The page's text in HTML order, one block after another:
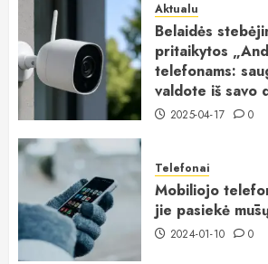
Aktualu
Belaidės
pritaikytos
telefonams:
valdote iš savo
2025-04-17 0
Telefonai
Mobiliojo
jie pasiekė
2024-01-10 0